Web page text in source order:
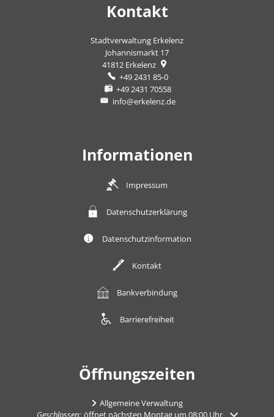
Kontakt
Stadtverwaltung Erkelenz
Johannismarkt 17
41812 Erkelenz
+49 2431 85-0
+49 2431 70558
info@erkelenz.de
Informationen
Impressum
Datenschutzerklärung
Datenschutzinformation
Kontakt
Bankverbindung
Barrierefreiheit
Öffnungszeiten
Allgemeine Verwaltung
Klicken, um weitere Öffnungs- oder Schließzeiten auszublenden
Geschlossen: öffnet nächsten Montag um 08:00 Uhr